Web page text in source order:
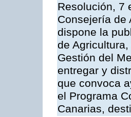
Resolución, 7
Consejería de
dispone la
de
Gestión del
entregar y
que convoca
el Programa
Canarias,